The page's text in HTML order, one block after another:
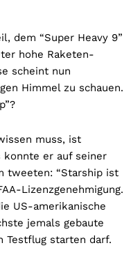
dem “Super Heavy 9”
hohe Raketen-
scheint nun
Himmel zu schauen.
muss, ist
konnte er auf seiner
tweeten: “Starship ist
Lizenzgenehmigung.
US-amerikanische
jemals gebaute
Testflug starten darf.